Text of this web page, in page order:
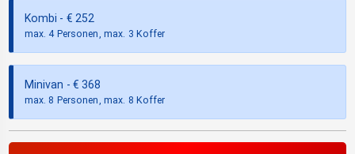
Kombi - € 252
max. 4 Personen, max. 3 Koffer
Minivan - €368
max. 8 Personen, max. 8 Koffer